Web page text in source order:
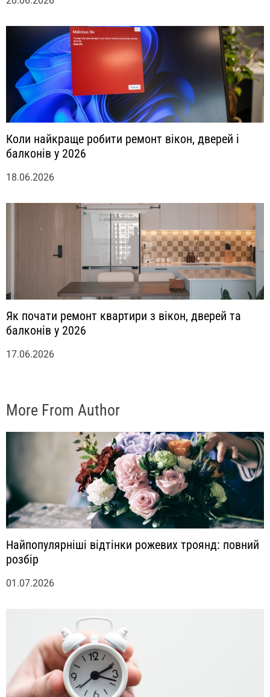
Коли найкраще робити ремонт вікон, дверей і
балконів у 2026
18.06.2026
Як почати ремонт квартири з вікон, дверей та
балконів у 2026
17.06.2026
More From Author
Найпопулярніші відтінки рожевих троянд: повний
розбір
01.07.2026